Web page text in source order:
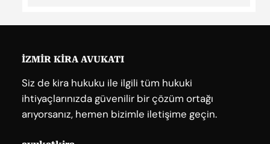
İZMİR KİRA AVUKATI
Siz de kira hukuku ile ilgili tüm hukuki
ihtiyaçlarınızda güvenilir bir çözüm ortağı
arıyorsanız, hemen bizimle iletişime geçin.